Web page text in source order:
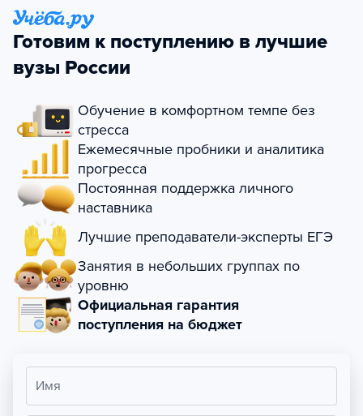
Готовим к поступлению в лучшие
вузы России
Обучение в комфортном темпе без
стресса
Ежемесячные пробники и аналитика
прогресса
Постоянная поддержка личного
наставника
Лучшие преподаватели-эксперты ЕГЭ
Занятия в небольших группах по
уровню
Официальная гарантия
поступления на бюджет
Имя